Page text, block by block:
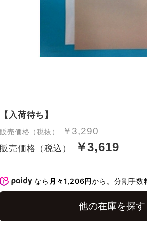
【入荷待ち】
販売価格（税抜） ￥3,290
販売価格（税込） ￥3,619
なら 月々1,206円から。分割手